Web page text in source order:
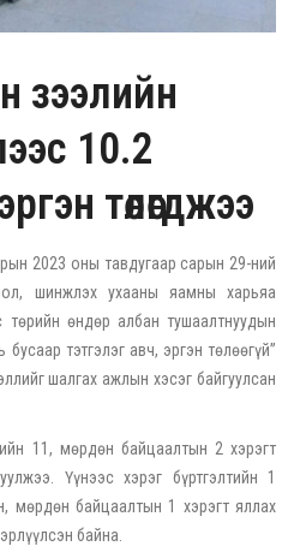
зээлийн
10.2
төлөгджээ
2023 оны тавдугаар сарын 29-ний
шинжлэх ухааны яамны харьяа
өндөр албан тушаалтнуудын
тэтгэлэг авч, эргэн төлөөгүй”
шалгах ажлын хэсэг байгуулсан
11, мөрдөн байцаалтын 2 хэрэгт
Үүнээс хэрэг бүртгэлтийн 1
мөрдөн байцаалтын 1 хэрэгт яллах
байна.